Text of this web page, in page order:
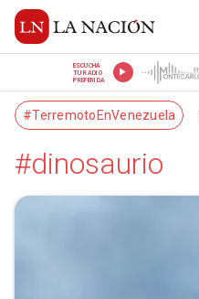
ESCUCHÁ
TU RADIO
PREFERIDA
#TerremotoEnVenezuela
#dinosaurio